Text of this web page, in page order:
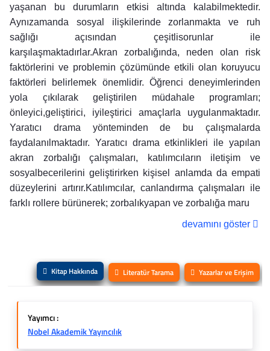
yaşanan bu durumların etkisi altında kalabilmektedir.
Aynızamanda sosyal ilişkilerinde zorlanmakta ve ruh
sağlığı açısından çeşitlisorunlar ile
karşılaşmaktadırlar.Akran zorbalığında, neden olan risk
faktörlerini ve problemin çözümünde etkili olan koruyucu
faktörleri belirlemek önemlidir. Öğrenci deneyimlerinden
yola çıkılarak geliştirilen müdahale programları;
önleyici,geliştirici, iyileştirici amaçlarla uygulanmaktadır.
Yaratıcı drama yönteminden de bu çalışmalarda
faydalanılmaktadır. Yaratıcı drama etkinlikleri ile yapılan
akran zorbalığı çalışmaları, katılımcıların iletişim ve
sosyalbecerilerini geliştirirken kişisel anlamda da empati
düzeylerini artırır.Katılımcılar, canlandırma çalışmaları ile
farklı rollere bürünerek; zorbalıkyapan ve zorbalığa maru
devamını göster
Kitap Hakkında Literatür Tarama Yazarlar ve Erişim
Yayımcı :
Nobel Akademik Yayıncılık